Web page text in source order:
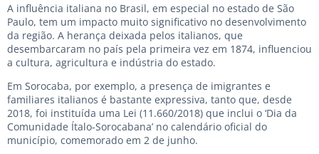
A influência italiana no Brasil, em especial no estado de São
Paulo, tem um impacto muito significativo no desenvolvimento
da região. A herança deixada pelos italianos, que
desembarcaram no país pela primeira vez em 1874, influenciou
a cultura, agricultura e indústria do estado.
Em Sorocaba, por exemplo, a presença de imigrantes e
familiares italianos é bastante expressiva, tanto que, desde
2018, foi instituída uma Lei (11.660/2018) que inclui o ‘Dia da
Comunidade Ítalo-Sorocabana’ no calendário oficial do
município, comemorado em 2 de junho.